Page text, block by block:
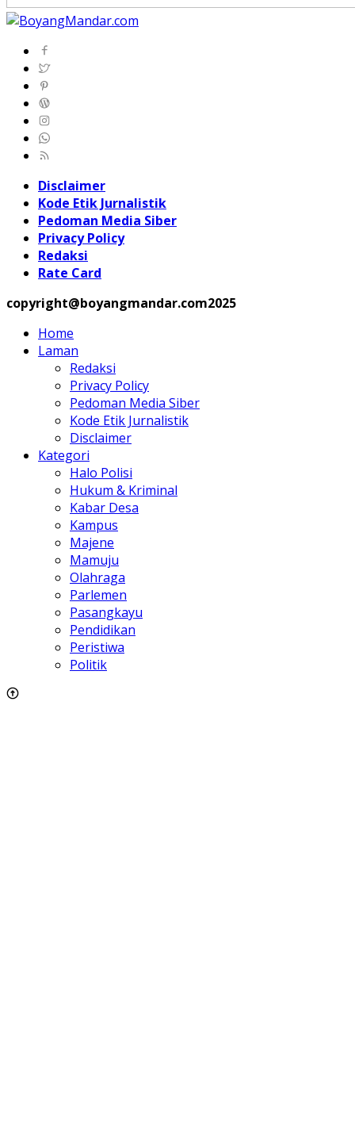
Disclaimer
Kode Etik Jurnalistik
Pedoman Media Siber
Privacy Policy
Redaksi
Rate Card
copyright@boyangmandar.com2025
Home
Laman
Redaksi
Privacy Policy
Pedoman Media Siber
Kode Etik Jurnalistik
Disclaimer
Kategori
Halo Polisi
Hukum & Kriminal
Kabar Desa
Kampus
Majene
Mamuju
Olahraga
Parlemen
Pasangkayu
Pendidikan
Peristiwa
Politik